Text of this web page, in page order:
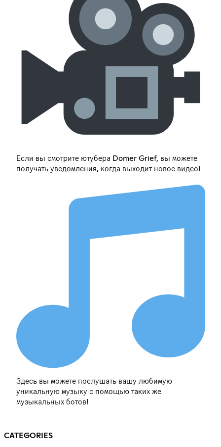
Если вы смотрите ютубера Domer Grief, вы можете
получать уведомления, когда выходит новое видео!
Здесь вы можете послушать вашу любимую
уникальную музыку с помощью таких же
музыкальных ботов!
CATEGORIES